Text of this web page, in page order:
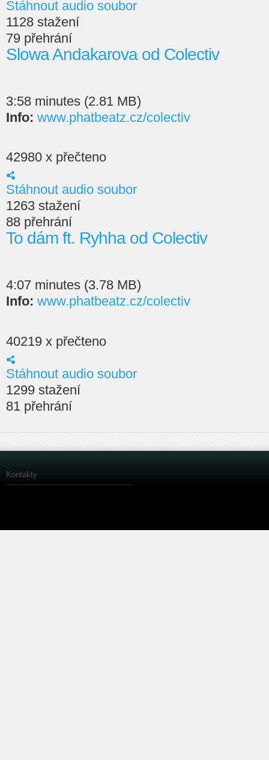
Stáhnout audio soubor
1128 stažení
79 přehrání
Slowa Andakarova od Colectiv
3:58 minutes (2.81 MB)
Info: www.phatbeatz.cz/colectiv
42980 x přečteno
Stáhnout audio soubor
1263 stažení
88 přehrání
To dám ft. Ryhha od Colectiv
4:07 minutes (3.78 MB)
Info: www.phatbeatz.cz/colectiv
40219 x přečteno
Stáhnout audio soubor
1299 stažení
81 přehrání
Kontakty